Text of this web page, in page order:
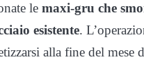
le maxi-gru che
esistente.
alla fine del mese